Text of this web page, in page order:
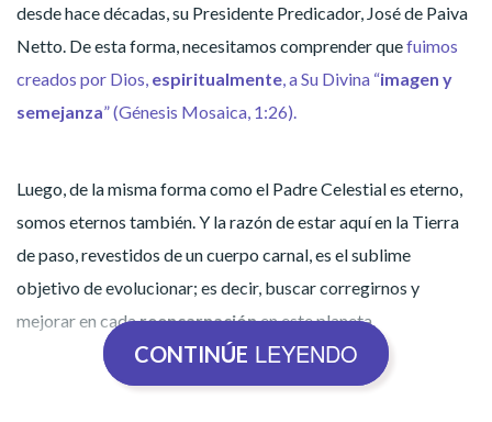
desde hace décadas, su Presidente Predicador, José de Paiva
Netto. De esta forma, necesitamos comprender quefuimos
creados por Dios, espiritualmente, a Su Divina “imagen y
semejanza” (Génesis Mosaica, 1:26).
Luego, de la misma forma como el Padre Celestial es eterno,
somos eternos también. Y la razón de estar aquí en la Tierra
de paso, revestidos de un cuerpo carnal, es el sublime
objetivo de evolucionar; es decir, buscar corregirnos y
mejorar en cadareencarnaciónen este planeta.
CONTINÚE LEYENDO